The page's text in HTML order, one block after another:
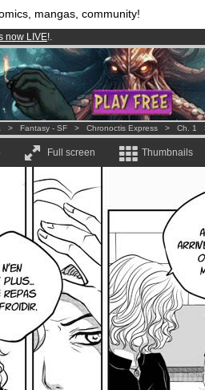
mangas, community!
now LIVE!.
and 1000comics & mangas!.
from3.95 euros per month !Get membership
> Fantasy - SF > Chronoctis Express > Ch. 1
Full screen Thumbnails